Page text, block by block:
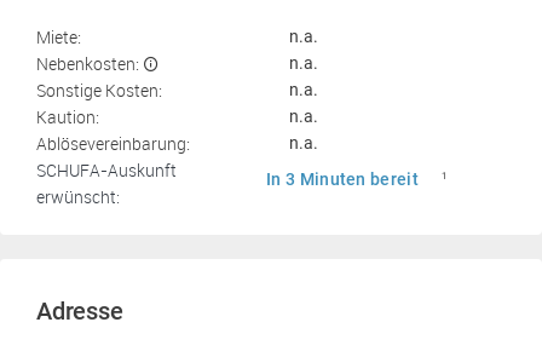
Miete: n.a.
Nebenkosten: n.a.
Sonstige Kosten: n.a.
Kaution: n.a.
Ablösevereinbarung: n.a.
SCHUFA-Auskunft
erwünscht:
In 3 Minuten bereit 1
Adresse